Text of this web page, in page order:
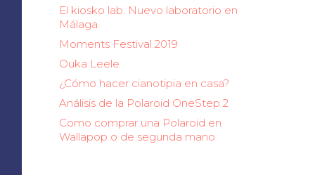
El kiosko lab. Nuevo laboratorio en
Málaga.
Moments Festival 2019
Ouka Leele
¿Cómo hacer cianotipia en casa?
Análisis de la Polaroid OneStep 2
Como comprar una Polaroid en
Wallapop o de segunda mano